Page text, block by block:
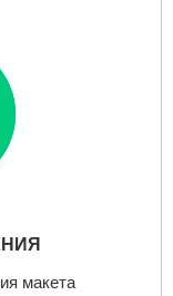
макета